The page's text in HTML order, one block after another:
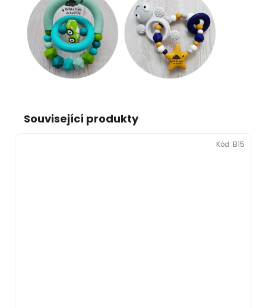
Související produkty
Kód: B15